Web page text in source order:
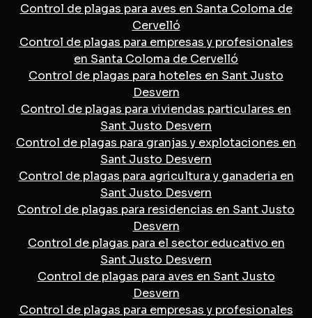
Control de plagas para aves en Santa Coloma de
Cervelló
Control de plagas para empresas y profesionales
en Santa Coloma de Cervelló
Control de plagas para hoteles en Sant Justo
Desvern
Control de plagas para viviendas particulares en
Sant Justo Desvern
Control de plagas para granjas y explotaciones en
Sant Justo Desvern
Control de plagas para agricultura y ganaderia en
Sant Justo Desvern
Control de plagas para residencias en Sant Justo
Desvern
Control de plagas para el sector educativo en
Sant Justo Desvern
Control de plagas para aves en Sant Justo
Desvern
Control de plagas para empresas y profesionales